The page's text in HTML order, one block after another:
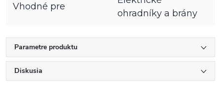
Vhodné pre
ohradníky a brány
Parametre produktu
Diskusia